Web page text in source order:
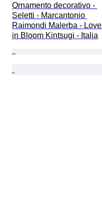
Ornamento decorativo -
Seletti - Marcantonio
Raimondi Malerba - Love
in Bloom Kintsugi - Italia